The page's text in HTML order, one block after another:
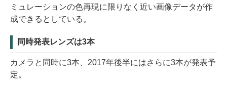
ミュレーションの色再現に限りなく近い画像データが作
成できるとしている。
同時発表レンズは3本
カメラと同時に3本、2017年後半にはさらに3本が発表予
定。